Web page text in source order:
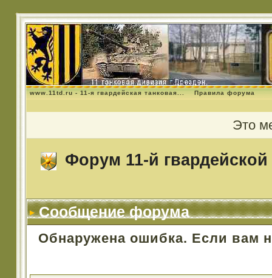
www.11td.ru - 11-я гвардейская танковая... Правила форума
Это
Форум 11-й гвардейской
Сообщение форума
Обнаружена ошибка. Если вам